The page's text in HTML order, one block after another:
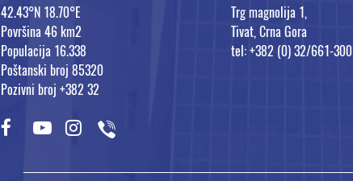
42.43°N 18.70°E
Površina 46 km2
Populacija 16.338
Poštanski broj 85320
Pozivni broj +382 32
Trg magnolija 1,
Tivat, Crna Gora
tel: +382 (0) 32/661-300